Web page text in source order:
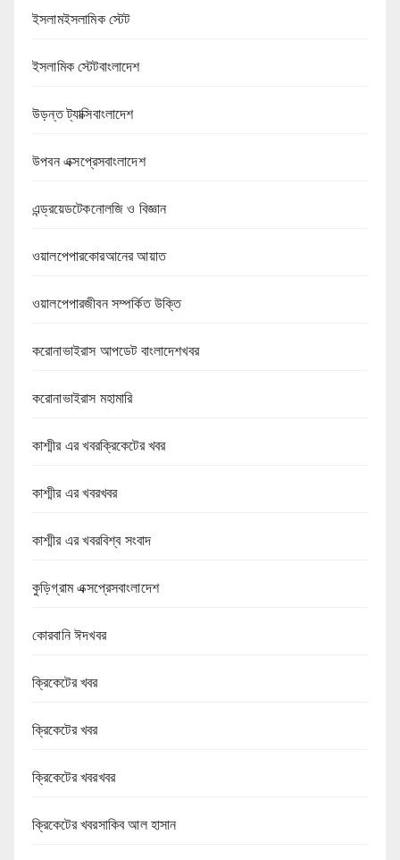
ইসলামইসলামিক স্টেট
ইসলামিক স্টেটবাংলাদেশ
উড়ন্ত ট্যাক্সিবাংলাদেশ
উপবন এক্সপ্রেসবাংলাদেশ
এন্ড্রয়েডটেকনোলজি ও বিজ্ঞান
ওয়ালপেপারকোরআনের আয়াত
ওয়ালপেপারজীবন সম্পর্কিত উক্তি
করোনাভাইরাস আপডেট বাংলাদেশখবর
করোনাভাইরাস মহামারি
কাশ্মীর এর খবরক্রিকেটের খবর
কাশ্মীর এর খবরখবর
কাশ্মীর এর খবরবিশ্ব সংবাদ
কুড়িগ্রাম এক্সপ্রেসবাংলাদেশ
কোরবানি ঈদখবর
ক্রিকেটের খবর
ক্রিকেটের খবর
ক্রিকেটের খবরখবর
ক্রিকেটের খবরসাকিব আল হাসান